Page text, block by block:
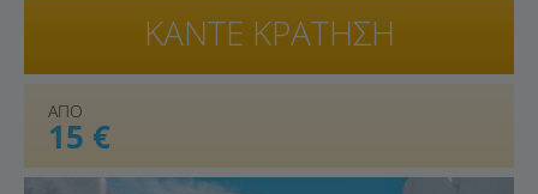
ΑΠΟ
15 €
ΚΑΝΤΕ ΚΡΑΤΗΣΗ